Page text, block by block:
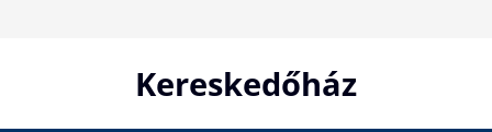
Kereskedőház